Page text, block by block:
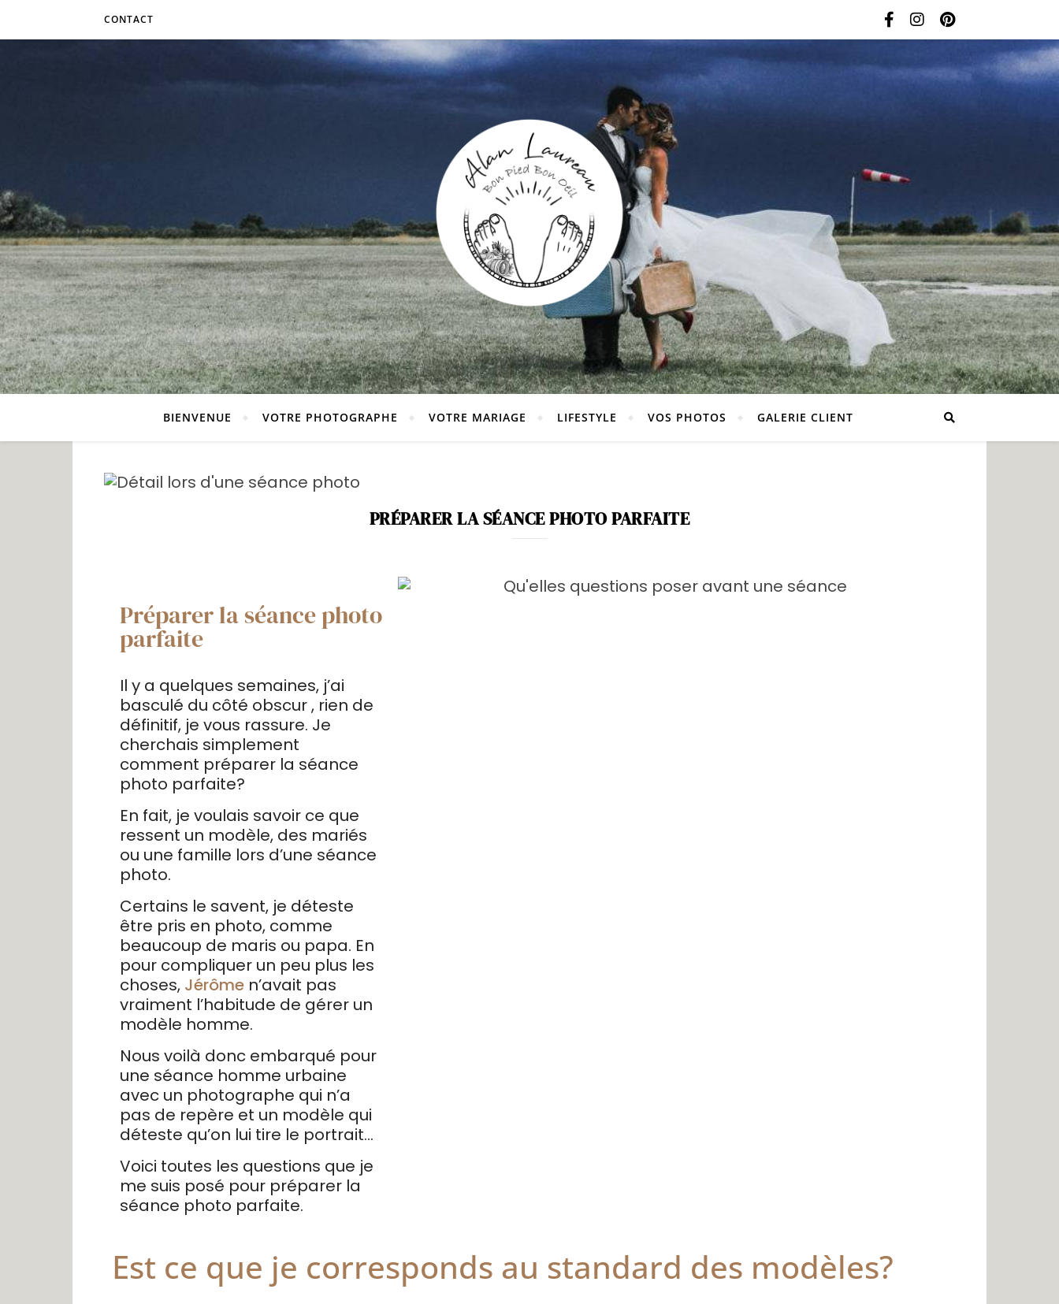
CONTACT
BIENVENUE VOTRE PHOTOGRAPHE VOTRE MARIAGE LIFESTYLE VOS PHOTOS GALERIE CLIENT
PRÉPARER LA SÉANCE PHOTO PARFAITE
Préparer la séance photo
parfaite
Il y a quelques semaines, j’ai
basculé du côté obscur , rien de
définitif, je vous rassure. Je
cherchais simplement
comment préparer la séance
photo parfaite?
En fait, je voulais savoir ce que
ressent un modèle, des mariés
ou une famille lors d’une séance
photo.
Certains le savent, je déteste
être pris en photo, comme
beaucoup de maris ou papa. En
pour compliquer un peu plus les
choses, Jérôme n’avait pas
vraiment l’habitude de gérer un
modèle homme.
Nous voilà donc embarqué pour
une séance homme urbaine
avec un photographe qui n’a
pas de repère et un modèle qui
déteste qu’on lui tire le portrait…
Voici toutes les questions que je
me suis posé pour préparer la
séance photo parfaite.
Est ce que je corresponds au standard des modèles?